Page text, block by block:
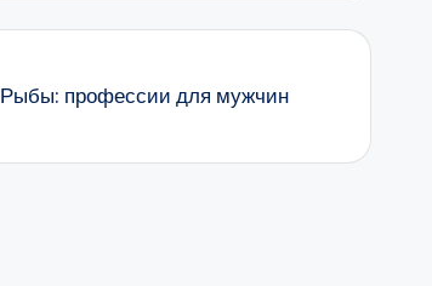
Рыбы: профессии для мужчин